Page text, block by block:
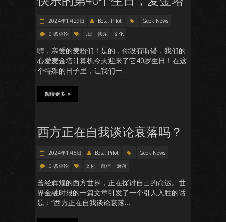
2024年1月29日 Beta, Pilot
Geek News
0 条评论
τ日 快乐 文化
嗨，亲爱的麦粉们！是的，你没有听错，我们的
心爱麦金塔计算机今天迎来了它40岁生日！在这
个特殊的日子里，让我们一…
阅读更多
西方正在自我谈论衰落吗？
2024年1月5日 Beta, Pilot
Geek News
0 条评论
文化 自信 衰落
曾经辉煌的西方世界，正在探讨自己的命运。世
界金融时报的一篇文章引发了一个引人入胜的话
题：“西方正在自我谈论衰落…